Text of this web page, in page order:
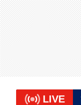
LIVE